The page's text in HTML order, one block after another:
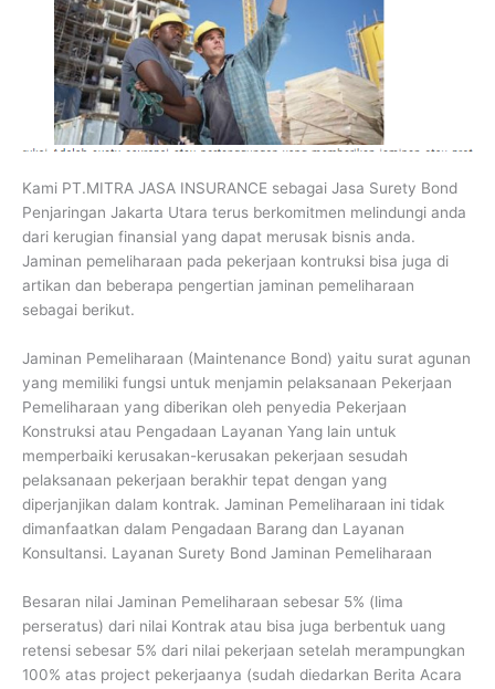
Kami PT.MITRA JASA INSURANCE sebagai Jasa Surety Bond
Penjaringan Jakarta Utara terus berkomitmen melindungi anda
dari kerugian finansial yang dapat merusak bisnis anda.
Jaminan pemeliharaan pada pekerjaan kontruksi bisa juga di
artikan dan beberapa pengertian jaminan pemeliharaan
sebagai berikut.
Jaminan Pemeliharaan (Maintenance Bond) yaitu surat agunan
yang memiliki fungsi untuk menjamin pelaksanaan Pekerjaan
Pemeliharaan yang diberikan oleh penyedia Pekerjaan
Konstruksi atau Pengadaan Layanan Yang lain untuk
memperbaiki kerusakan-kerusakan pekerjaan sesudah
pelaksanaan pekerjaan berakhir tepat dengan yang
diperjanjikan dalam kontrak. Jaminan Pemeliharaan ini tidak
dimanfaatkan dalam Pengadaan Barang dan Layanan
Konsultansi. Layanan Surety Bond Jaminan Pemeliharaan
Besaran nilai Jaminan Pemeliharaan sebesar 5% (lima
perseratus) dari nilai Kontrak atau bisa juga berbentuk uang
retensi sebesar 5% dari nilai pekerjaan setelah merampungkan
100% atas project pekerjaanya (sudah diedarkan Berita Acara